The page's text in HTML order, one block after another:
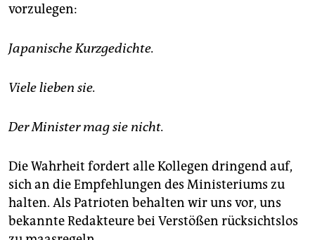
vorzulegen:
Japanische Kurzgedichte.
Viele lieben sie.
Der Minister mag sie nicht.
Die Wahrheit fordert alle Kollegen dringend auf,
sich an die Empfehlungen des Ministeriums zu
halten. Als Patrioten behalten wir uns vor, uns
bekannte Redakteure bei Verstößen rücksichtslos